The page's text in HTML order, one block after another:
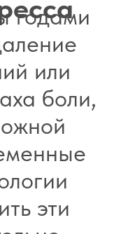
1300,00
3200,00
550,00
8000,00